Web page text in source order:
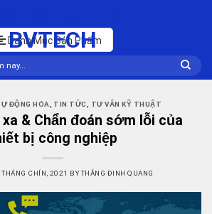
Danh Mục Sản Phẩm
ĐỘNG HÓA TIN TỨC TƯ VẤN KỸ THUẬT
& Chẩn đoán sớm lỗi của
bị công nghiệp
THÁNG CHÍN, 2021 BYTHẮNG ĐINH QUANG